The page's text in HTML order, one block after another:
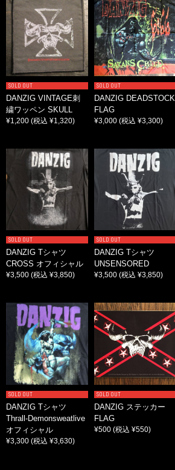
SOLD OUT
DANZIG VINTAGE刺
繍ワッペン SKULL
¥1,200 (税込 ¥1,320)
SOLD OUT
DANZIG DEADSTOCK
FLAG
¥3,000 (税込 ¥3,300)
SOLD OUT
DANZIG Tシャツ
CROSS オフィシャル
¥3,500 (税込 ¥3,850)
SOLD OUT
DANZIG Tシャツ
UNSENSORED
¥3,500 (税込 ¥3,850)
SOLD OUT
DANZIG Tシャツ
Thrall-Demonsweatlive
オフィシャル
¥3,300 (税込 ¥3,630)
SOLD OUT
DANZIG ステッカー
FLAG
¥500 (税込 ¥550)